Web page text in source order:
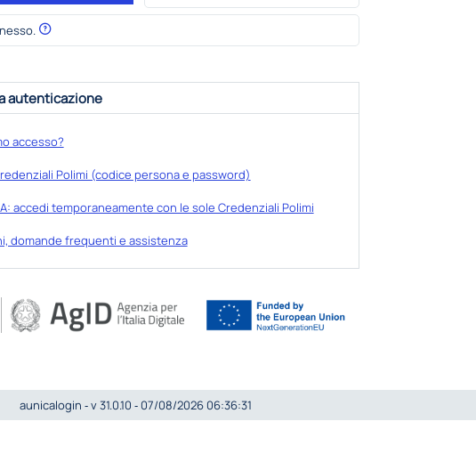
autenticazione
accesso?
Polimi (codice persona e password)
accedi temporaneamente con le sole Credenziali Polimi
domande frequenti e assistenza
aunicalogin ‐ v 31.0.10 ‐ 07/08/2026 06:36:31